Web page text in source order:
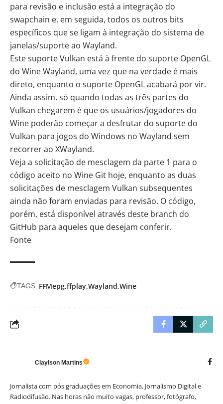
para revisão e inclusão está a integração do
swapchain e, em seguida, todos os outros bits
específicos que se ligam à integração do sistema de
janelas/suporte ao Wayland.
Este suporte Vulkan está à frente do suporte OpenGL
do Wine Wayland, uma vez que na verdade é mais
direto, enquanto o suporte OpenGL acabará por vir.
Ainda assim, só quando todas as três partes do
Vulkan chegarem é que os usuários/jogadores do
Wine poderão começar a desfrutar do suporte do
Vulkan para jogos do Windows no Wayland sem
recorrer ao XWayland.
Veja a solicitação de mesclagem da parte 1 para o
código aceito no Wine Git hoje, enquanto as duas
solicitações de mesclagem Vulkan subsequentes
ainda não foram enviadas para revisão. O código,
porém, está disponível através deste branch do
GitHub para aqueles que desejam conferir.
Fonte
TAGS: FFMepg ffplay Wayland Wine
Claylson Martins
Jornalista com pós graduações em Economia, Jornalismo Digital e
Radiodifusão. Nas horas não muito vagas, professor, fotógrafo,